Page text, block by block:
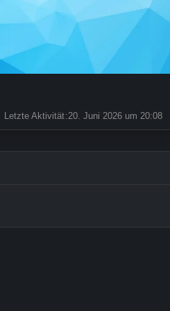
Letzte Aktivität 20. Juni 2026 um 20:08